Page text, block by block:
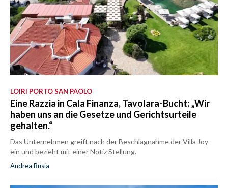
LOIRI PORTO SAN PAOLO
Eine Razzia in Cala Finanza, Tavolara-Bucht: „Wir
haben uns an die Gesetze und Gerichtsurteile
gehalten.“
Das Unternehmen greift nach der Beschlagnahme der Villa Joy
ein und bezieht mit einer Notiz Stellung.
Andrea Busia